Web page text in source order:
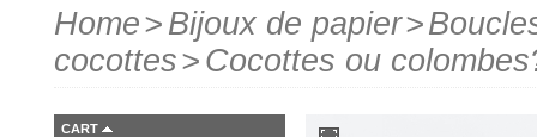
Home> Bijoux de papier>
cocottes> Cocottes ou
CART